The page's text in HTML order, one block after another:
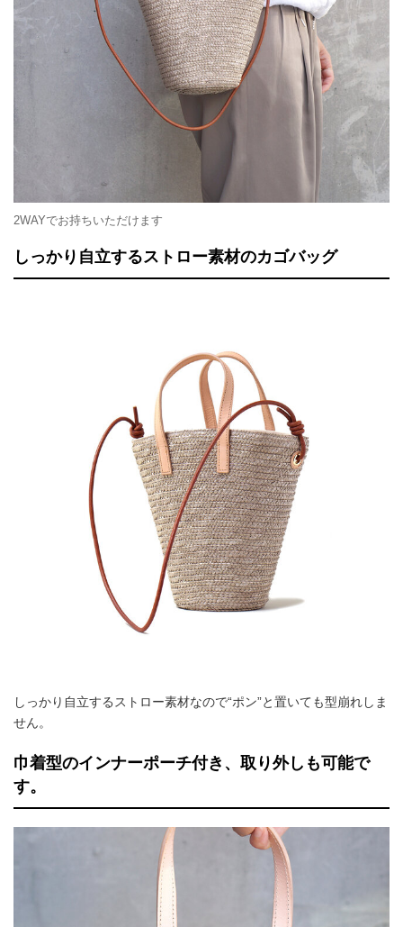
2WAYでお持ちいただけます
しっかり自立するストロー素材のカゴバッグ
しっかり自立するストロー素材なので“ポン”と置いても型崩れしま
せん。
巾着型のインナーポーチ付き、取り外しも可能で
す。